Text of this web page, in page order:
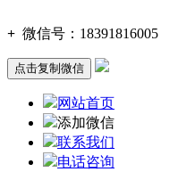
+ 微信号： 18391816005
点击复制微信
网站首页
添加微信
联系我们
电话咨询